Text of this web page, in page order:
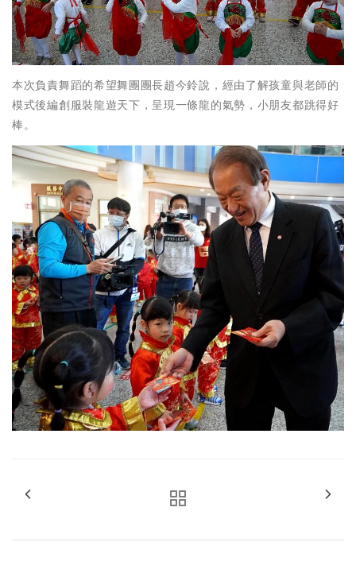
本次負責舞蹈的希望舞團團長趙今鈴說，經由了解孩童與老師的
模式後編創服裝龍遊天下，呈現一條龍的氣勢，小朋友都跳得好
棒。